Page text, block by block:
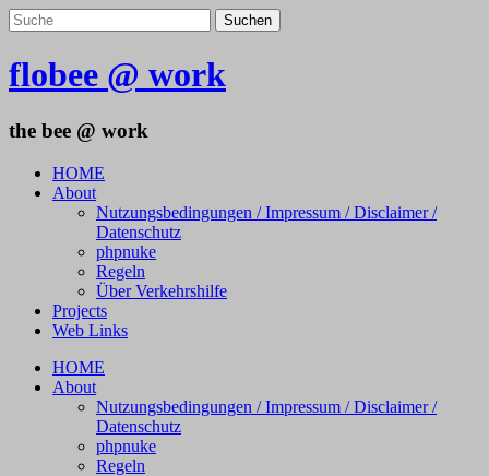
flobee @ work
the bee @ work
HOME
About
Nutzungsbedingungen / Impressum / Disclaimer /
Datenschutz
phpnuke
Regeln
Über Verkehrshilfe
Projects
Web Links
HOME
About
Nutzungsbedingungen / Impressum / Disclaimer /
Datenschutz
phpnuke
Regeln